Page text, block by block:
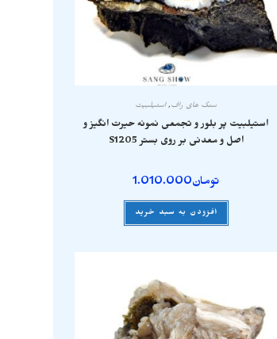
سنگ های راف,استیلبیت
استیلبیت پر بلور و تجمعی نمونه حیرت انگیز و
اصل و معدنی بر روی بستر S1205
تومان1.010.000
افزودن به سبد خرید